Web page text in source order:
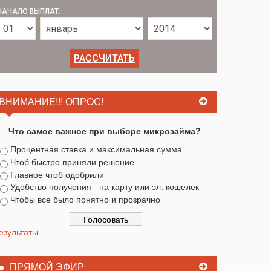
ВЫПЛАТ:
ОПРОС!
Что самое важное при выборе микрозайма?
Процентная ставка и максимальная сумма
Чтоб быстро приняли решение
Главное чтоб одобрили
Удобство получения - на карту или эл. кошелек
Чтобы все было понятно и прозрачно
ПРЯМОЙ ЭФИР